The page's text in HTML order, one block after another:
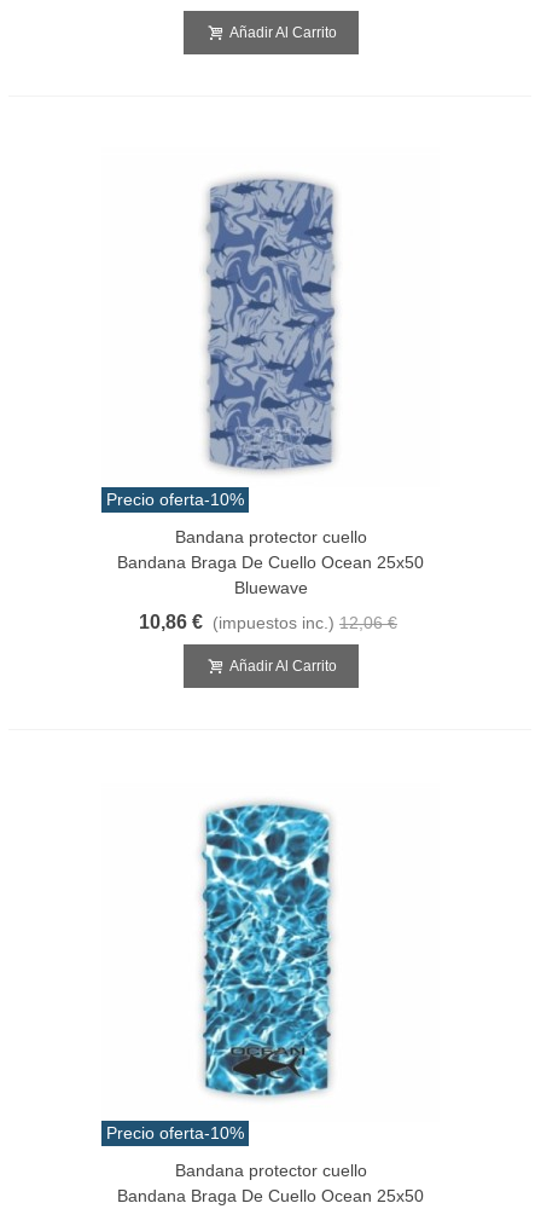
Añadir Al Carrito
Precio oferta-10%
Bandana protector cuello
Bandana Braga De Cuello Ocean 25x50
Bluewave
10,86 € (impuestos inc.) 12,06 €
Añadir Al Carrito
Precio oferta-10%
Bandana protector cuello
Bandana Braga De Cuello Ocean 25x50